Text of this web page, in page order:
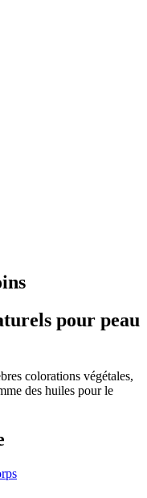
pour peau
colorations végétales,
des huiles pour le